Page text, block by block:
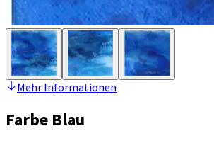
Mehr Informationen
Farbe Blau